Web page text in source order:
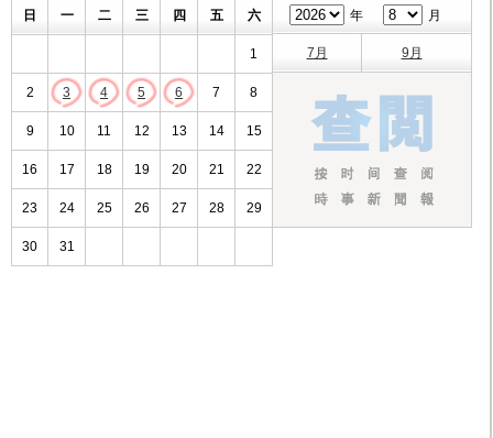
日 一 二 三 四 五 六
1
2 3 4 5 6 7 8
9 10 11 12 13 14 15
16 17 18 19 20 21 22
23 24 25 26 27 28 29
30 31
年 月
7月 9月